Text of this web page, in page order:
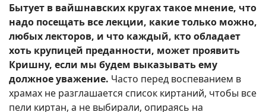
Бытует в вайшнавских кругах такое мнение, что
надо посещать все лекции, какие только можно,
любых лекторов, и что каждый, кто обладает
хоть крупицей преданности, может проявить
Кришну, если мы будем выказывать ему
должное уважение. Часто перед воспеванием в
храмах не разглашается список киртаний, чтобы все
пели киртан, а не выбирали, опираясь на